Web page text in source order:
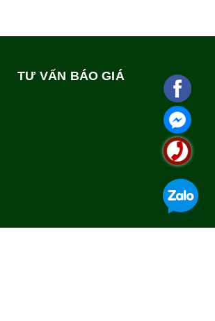
TƯ VẤN BÁO GIÁ